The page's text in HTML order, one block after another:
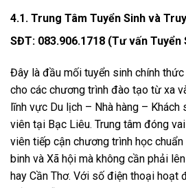
4.1. Trung Tâm Tuyển Sinh và
SĐT: 083.906.1718 (Tư vấn Tuyển
Đây là đầu mối tuyển sinh chính
cho các chương trình đào tạo từ xa
lĩnh vực Du lịch – Nhà hàng – Khách
viên tại Bạc Liêu. Trung tâm đóng
viên tiếp cận chương trình học
binh và Xã hội mà không cần phải
hay Cần Thơ. Với số điện thoại